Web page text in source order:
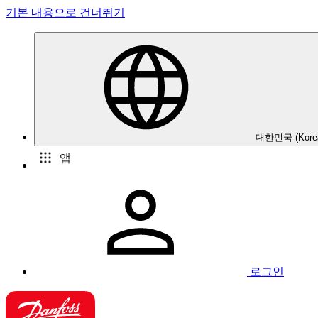
기본 내용으로 건너뛰기
대한민국
앱
로그인